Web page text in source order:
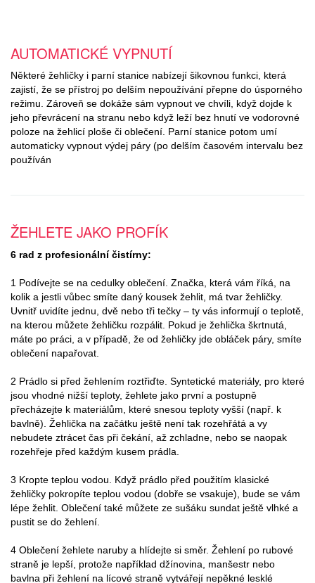
AUTOMATICKÉ VYPNUTÍ
Některé žehličky i parní stanice nabízejí šikovnou funkci, která
zajistí, že se přístroj po delším nepoužívání přepne do úsporného
režimu. Zároveň se dokáže sám vypnout ve chvíli, když dojde k
jeho převrácení na stranu nebo když leží bez hnutí ve vodorovné
poloze na žehlicí ploše či oblečení. Parní stanice potom umí
automaticky vypnout výdej páry (po delším časovém intervalu bez
používán
ŽEHLETE JAKO PROFÍK
6 rad z profesionální čistírny:
1 Podívejte se na cedulky oblečení. Značka, která vám říká, na
kolik a jestli vůbec smíte daný kousek žehlit, má tvar žehličky.
Uvnitř uvidíte jednu, dvě nebo tři tečky – ty vás informují o teplotě,
na kterou můžete žehličku rozpálit. Pokud je žehlička škrtnutá,
máte po práci, a v případě, že od žehličky jde obláček páry, smíte
oblečení napařovat.
2 Prádlo si před žehlením roztřiďte. Syntetické materiály, pro které
jsou vhodné nižší teploty, žehlete jako první a postupně
přecházejte k materiálům, které snesou teploty vyšší (např. k
bavlně). Žehlička na začátku ještě není tak rozehřátá a vy
nebudete ztrácet čas při čekání, až zchladne, nebo se naopak
rozehřeje před každým kusem prádla.
3 Kropte teplou vodou. Když prádlo před použitím klasické
žehličky pokropíte teplou vodou (dobře se vsakuje), bude se vám
lépe žehlit. Oblečení také můžete ze sušáku sundat ještě vlhké a
pustit se do žehlení.
4 Oblečení žehlete naruby a hlídejte si směr. Žehlení po rubové
straně je lepší, protože například džínovina, manšestr nebo
bavlna při žehlení na lícové straně vytvářejí nepěkné lesklé